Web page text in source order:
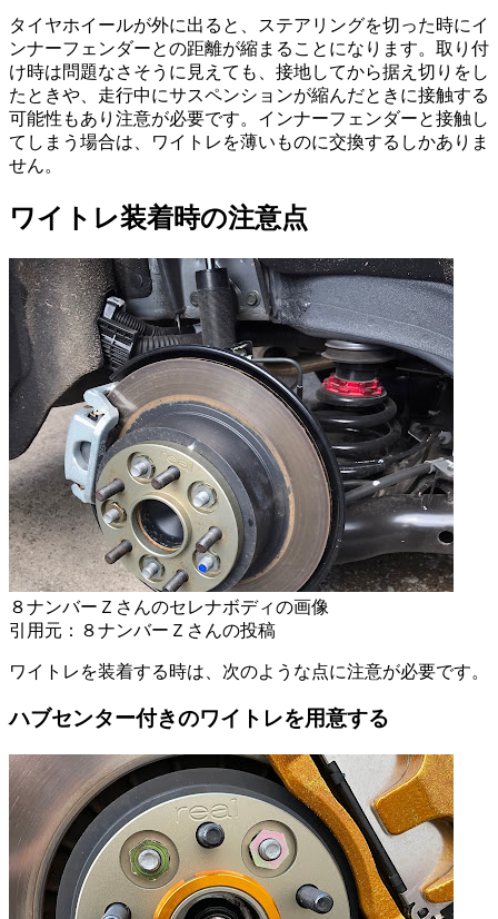
タイヤホイールが外に出ると、ステアリングを切った時にイ
ンナーフェンダーとの距離が縮まることになります。取り付
け時は問題なさそうに見えても、接地してから据え切りをし
たときや、走行中にサスペンションが縮んだときに接触する
可能性もあり注意が必要です。インナーフェンダーと接触し
てしまう場合は、ワイトレを薄いものに交換するしかありま
せん。
ワイトレ装着時の注意点
８ナンバーＺさんのセレナボディの画像
引用元：８ナンバーＺさんの投稿
ワイトレを装着する時は、次のような点に注意が必要です。
ハブセンター付きのワイトレを用意する